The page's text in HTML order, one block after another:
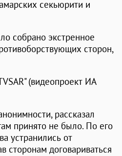
секьюрити и
собрано экстренное
сторон,
(видеопроект ИА
рассказал
принято не было. По его
устранились от
сторонам договариваться